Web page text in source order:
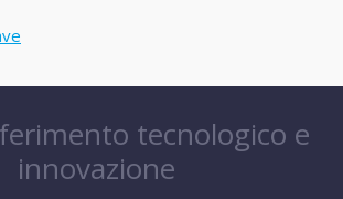
tecnologico e
innovazione